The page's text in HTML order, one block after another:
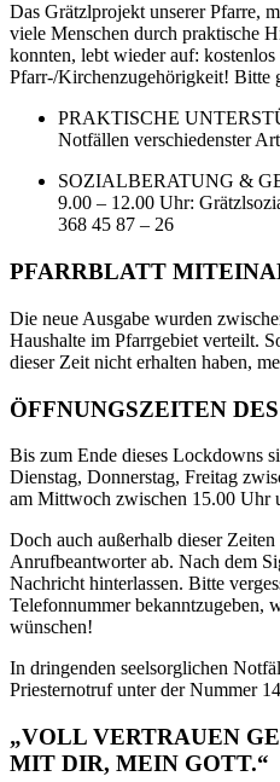
Das Grätzlprojekt unserer Pfarre,
viele Menschen durch praktische
konnten, lebt wieder auf:
Pfarr-/Kirchenzugehörigkeit! Bitte
PRAKTISCHE
Notfällen verschiedenster
SOZIALBERATUNG &
9.00 – 12.00 Uhr:
368 45 87 – 26
PFARRBLATT
Die neue Ausgabe wurden
Haushalte im Pfarrgebiet verteilt.
dieser Zeit nicht erhalten haben,
ÖFFNUNGSZEITEN
Bis zum Ende dieses Lockdowns
Dienstag, Donnerstag, Freitag
am Mittwoch zwischen 15.00 Uhr
Doch auch außerhalb dieser
Anrufbeantworter ab. Nach dem
Nachricht hinterlassen. Bitte
Telefonnummer bekanntzugeben,
wünschen!
In dringenden seelsorglichen
Priesternotruf unter der Nummer
„VOLL VERTRAUEN
MIT DIR, MEIN GOTT.“